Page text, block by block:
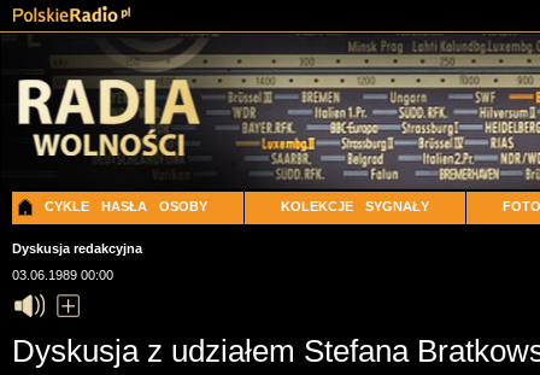
CYKLE HASŁA OSOBY KOLEKCJE SYGNAŁY FOTO
Dyskusja redakcyjna
03.06.1989 00:00
Dyskusja z udziałem Stefana